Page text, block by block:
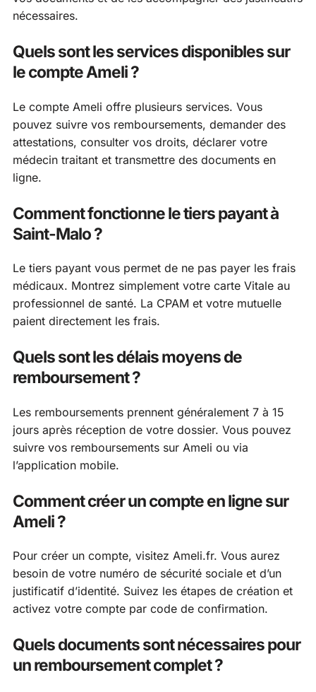
nécessaires.
Quels sont les services disponibles sur
le compte Ameli ?
Le compte Ameli offre plusieurs services. Vous
pouvez suivre vos remboursements, demander des
attestations, consulter vos droits, déclarer votre
médecin traitant et transmettre des documents en
ligne.
Comment fonctionne le tiers payant à
Saint-Malo ?
Le tiers payant vous permet de ne pas payer les frais
médicaux. Montrez simplement votre carte Vitale au
professionnel de santé. La CPAM et votre mutuelle
paient directement les frais.
Quels sont les délais moyens de
remboursement ?
Les remboursements prennent généralement 7 à 15
jours après réception de votre dossier. Vous pouvez
suivre vos remboursements sur Ameli ou via
l’application mobile.
Comment créer un compte en ligne sur
Ameli ?
Pour créer un compte, visitez Ameli.fr. Vous aurez
besoin de votre numéro de sécurité sociale et d’un
justificatif d’identité. Suivez les étapes de création et
activez votre compte par code de confirmation.
Quels documents sont nécessaires pour
un remboursement complet ?